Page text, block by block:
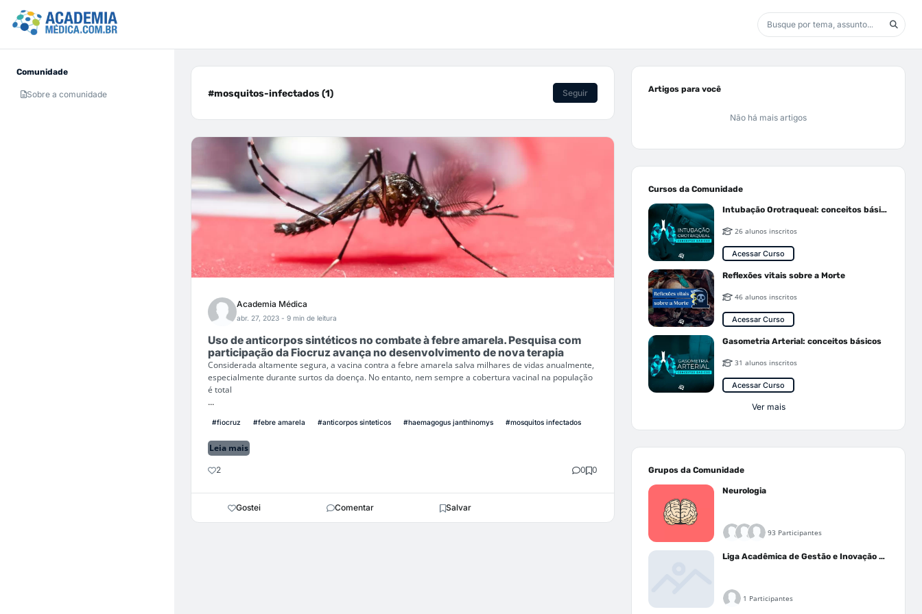
Comunidade
Sobre a comunidade #mosquitos-infectados (1) Seguir
Academia Médica
abr. 27, 2023 - 9 min de leitura
Uso de anticorpos sintéticos no combate à febre amarela. Pesquisa com
participação da Fiocruz avança no desenvolvimento de nova terapia
Considerada altamente segura, a vacina contra a febre amarela salva milhares de vidas anualmente,
especialmente durante surtos da doença. No entanto, nem sempre a cobertura vacinal na população
é total
...
#fiocruz #febre amarela #anticorpos sinteticos #haemagogus janthinomys #mosquitos infectados
Leia mais
2 0 0
Gostei Comentar Salvar
Artigos para você
Não há mais artigos
Cursos da Comunidade
Intubação Orotraqueal: conceitos básicos
26 alunos inscritos
Acessar Curso
Reflexões vitais sobre a Morte
46 alunos inscritos
Acessar Curso
Gasometria Arterial: conceitos básicos
31 alunos inscritos
Acessar Curso
Ver mais
Grupos da Comunidade
Neurologia
93 Participantes
Liga Acadêmica de Gestão e Inovação Médica - LAGIM
1 Participantes